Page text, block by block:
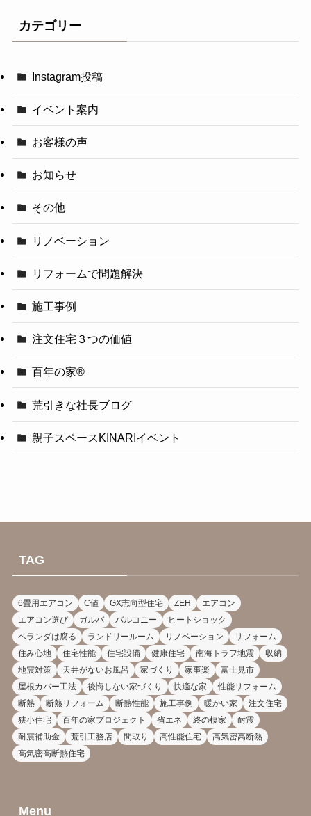
カテゴリー
Instagram投稿
イベント案内
お客様の声
お知らせ
その他
リノベーション
リフォームで問題解決
施工事例
注文住宅３つの価値
百年の家®️
荒引きな社長ブログ
親子スペースKINARIイベント
TAG
6畳用エアコン C値 GX志向型住宅 ZEH
エアコン
エアコン選び
ガルバ バルコニー
ヒートショック
ベランダは腐る
ランドリールーム リノベーション
リフォーム
住み心地
住宅性能 住宅設備 健康住宅 南海トラフ地震
収納
地震対策
天井がないお風呂 家づくり 家事楽
富士見市
屋根カバー工法
後悔しない家づくり 快適な家
性能リフォーム
断熱
断熱リフォーム 断熱性能 施工事例 暖かい家
注文住宅
狭小住宅
百年の家プロジェクト 省エネ 終の棲家
耐震
耐震補助金
荒引工務店 間取り 高性能住宅
高気密高断熱
高気密高断熱住宅
Menu